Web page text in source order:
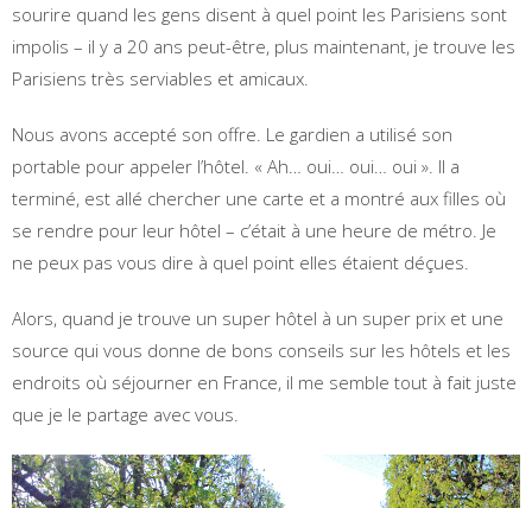
sourire quand les gens disent à quel point les Parisiens sont
impolis – il y a 20 ans peut-être, plus maintenant, je trouve les
Parisiens très serviables et amicaux.
Nous avons accepté son offre. Le gardien a utilisé son
portable pour appeler l’hôtel. « Ah… oui… oui… oui ». Il a
terminé, est allé chercher une carte et a montré aux filles où
se rendre pour leur hôtel – c’était à une heure de métro. Je
ne peux pas vous dire à quel point elles étaient déçues.
Alors, quand je trouve un super hôtel à un super prix et une
source qui vous donne de bons conseils sur les hôtels et les
endroits où séjourner en France, il me semble tout à fait juste
que je le partage avec vous.